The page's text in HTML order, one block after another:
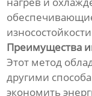
Преимущества
Этот метод
другими
экономить